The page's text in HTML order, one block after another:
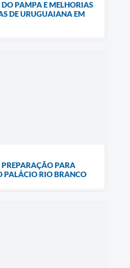
PAMPA E MELHORIAS
DE URUGUAIANA EM
PARA
PALÁCIO RIO BRANCO